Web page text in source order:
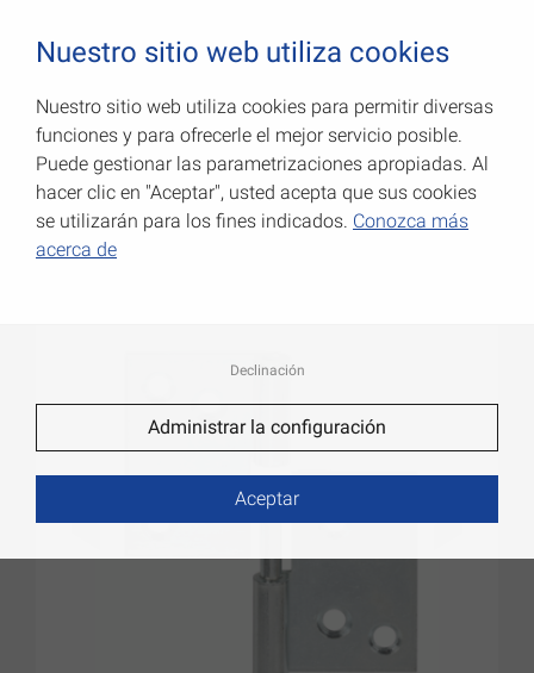
Bisagras extraíbles
Número de art.: 000029813Z
Nuestro sitio web utiliza cookies
Nuestro sitio web utiliza cookies para permitir diversas
funciones y para ofrecerle el mejor servicio posible.
Puede gestionar las parametrizaciones apropiadas. Al
hacer clic en "Aceptar", usted acepta que sus cookies
se utilizarán para los fines indicados. Conozca más
acerca de
Declinación
Administrar la configuración
Aceptar